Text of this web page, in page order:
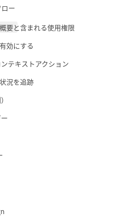
ー
要と含まれる使用権限
効にする
テキストアクション
況を追跡